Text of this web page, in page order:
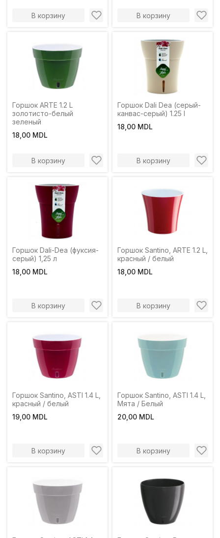
В корзину В корзину
Горшок ARTE 1.2 L
золотисто-белый
зеленый
18,00 MDL
В корзину
Горшок Dali Dea (серый-
канвас-серый) 1.25 l
18,00 MDL
В корзину
Горшок Dali-Dea (фуксия-
серый) 1,25 л
18,00 MDL
В корзину
Горшок Santino, ARTE 1.2 L,
красный / белый
18,00 MDL
В корзину
Горшок Santino, ASTI 1.4 L,
красный / белый
19,00 MDL
В корзину
Горшок Santino, ASTI 1.4 L,
Мята / Белый
20,00 MDL
В корзину